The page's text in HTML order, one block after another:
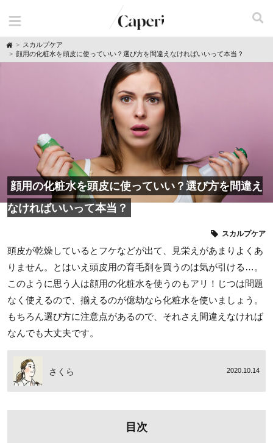
H
o
m
スカルプケア
顔用の化粧水を頭皮に使っていい？選び方を間違えなければいいって本当？
顔用の化粧水を頭皮に使っていい？選び方を間違え
なければいいって本当？
スカルプケア
頭皮が乾燥しているとフケなどが出て、見栄えがあまりよくあ
りません。とはいえ頭皮用の育毛剤を買うのは気が引ける…。
このように思う人は顔用の化粧水を使うのもアリ！じつは問題
なく使えるので、揃えるのが億劫なら化粧水を使いましょう。
もちろん選び方に注意点があるので、それさえ間違えなければ
なんでも大丈夫です。
さくら 2020.10.14
目次